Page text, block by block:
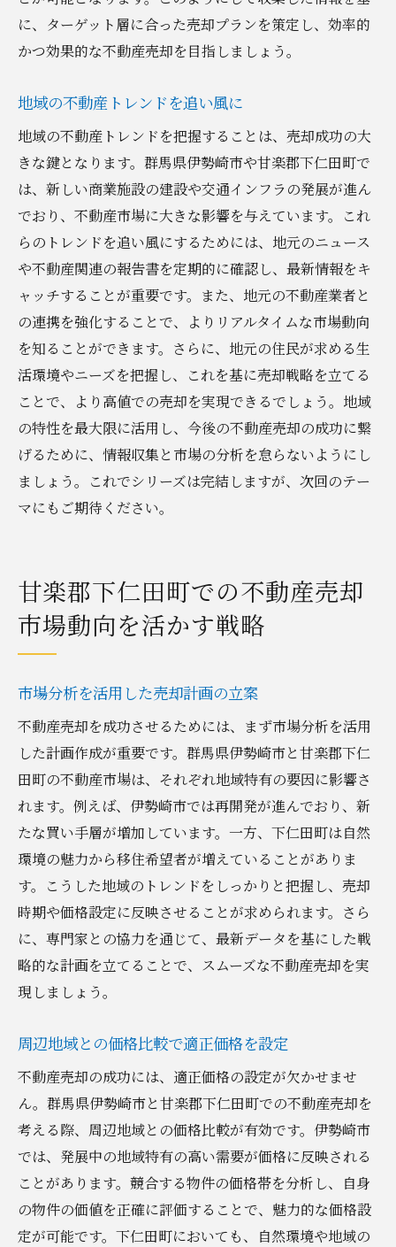
ック
に、ターゲット層に合った売却プランを策定し、効率的
かつ効果的な不動産売却を目指しましょう。
地域の不動産トレンドを追い風に
地域の不動産トレンドを把握することは、売却成功の大
きな鍵となります。群馬県伊勢崎市や甘楽郡下仁田町で
は、新しい商業施設の建設や交通インフラの発展が進ん
でおり、不動産市場に大きな影響を与えています。これ
らのトレンドを追い風にするためには、地元のニュース
や不動産関連の報告書を定期的に確認し、最新情報をキ
ャッチすることが重要です。また、地元の不動産業者と
の連携を強化することで、よりリアルタイムな市場動向
を知ることができます。さらに、地元の住民が求める生
活環境やニーズを把握し、これを基に売却戦略を立てる
ことで、より高値での売却を実現できるでしょう。地域
の特性を最大限に活用し、今後の不動産売却の成功に繋
げるために、情報収集と市場の分析を怠らないようにし
ましょう。これでシリーズは完結しますが、次回のテー
マにもご期待ください。
甘楽郡下仁田町での不動産売却
市場動向を活かす戦略
市場分析を活用した売却計画の立案
不動産売却を成功させるためには、まず市場分析を活用
した計画作成が重要です。群馬県伊勢崎市と甘楽郡下仁
田町の不動産市場は、それぞれ地域特有の要因に影響さ
れます。例えば、伊勢崎市では再開発が進んでおり、新
たな買い手層が増加しています。一方、下仁田町は自然
環境の魅力から移住希望者が増えていることがありま
す。こうした地域のトレンドをしっかりと把握し、売却
時期や価格設定に反映させることが求められます。さら
に、専門家との協力を通じて、最新データを基にした戦
略的な計画を立てることで、スムーズな不動産売却を実
現しましょう。
周辺地域との価格比較で適正価格を設定
不動産売却の成功には、適正価格の設定が欠かせませ
ん。群馬県伊勢崎市と甘楽郡下仁田町での不動産売却を
考える際、周辺地域との価格比較が有効です。伊勢崎市
では、発展中の地域特有の高い需要が価格に反映される
ことがあります。競合する物件の価格帯を分析し、自身
の物件の価値を正確に評価することで、魅力的な価格設
定が可能です。下仁田町においても、自然環境や地域の